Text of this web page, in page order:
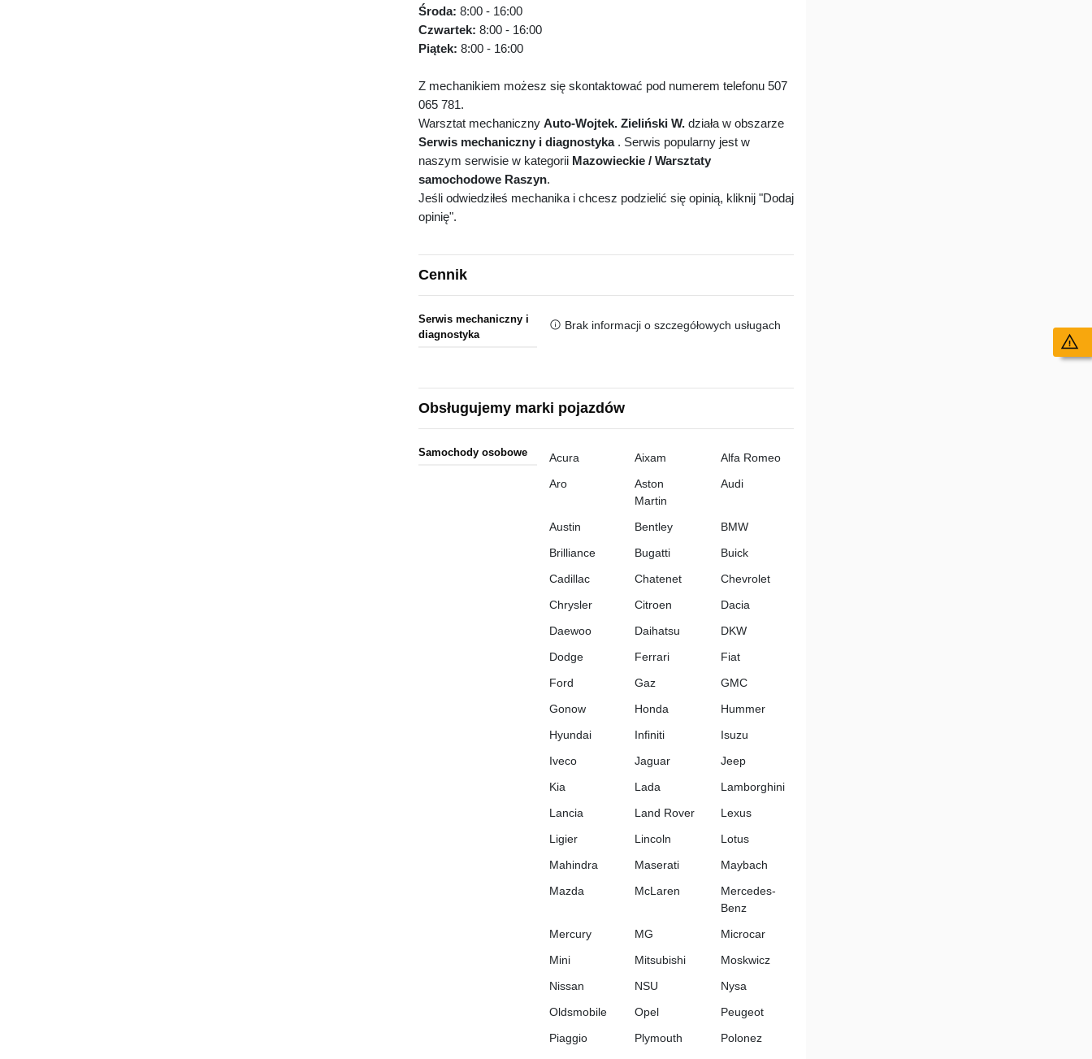
Środa: 8:00 - 16:00
Czwartek: 8:00 - 16:00
Piątek: 8:00 - 16:00
Z mechanikiem możesz się skontaktować pod numerem telefonu 507
065 781.
Warsztat mechaniczny Auto-Wojtek. Zieliński W. działa w obszarze
Serwis mechaniczny i diagnostyka. Serwis popularny jest w
naszym serwisie w kategorii Mazowieckie / Warsztaty
samochodowe Raszyn.
Jeśli odwiedziłeś mechanika i chcesz podzielić się opinią, kliknij "Dodaj
opinię".
Cennik
Serwis mechaniczny i
diagnostyka
Brak informacji o szczegółowych usługach
Obsługujemy marki pojazdów
Samochody osobowe Acura Aixam
Alfa Romeo
Aro
Aston
Martin
Audi
Austin Bentley
BMW
Brilliance
Bugatti
Buick
Cadillac
Chatenet
Chevrolet
Chrysler
Citroen
Dacia
Daewoo
Daihatsu
DKW
Dodge
Ferrari
Fiat
Ford
Gaz
GMC
Gonow
Honda
Hummer
Hyundai
Infiniti
Isuzu
Iveco
Jaguar
Jeep
Kia
Lada
Lamborghini
Lancia
Land Rover
Lexus
Ligier
Lincoln
Lotus
Mahindra
Maserati
Maybach
Mazda
McLaren
Mercedes-
Benz
Mercury
MG
Microcar
Mini
Mitsubishi
Moskwicz
Nissan
NSU
Nysa
Oldsmobile
Opel
Peugeot
Piaggio
Plymouth
Polonez